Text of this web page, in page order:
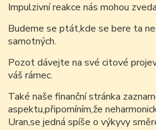
Impulzivní reakce nás mohou
Budeme se ptát,kde se bere ta
samotných.
Pozot dávejte na své citové
váš rámec.
Také naše finanční stránka
aspektu,připomíním,že
Uran,se jedná spíše o výkyvy